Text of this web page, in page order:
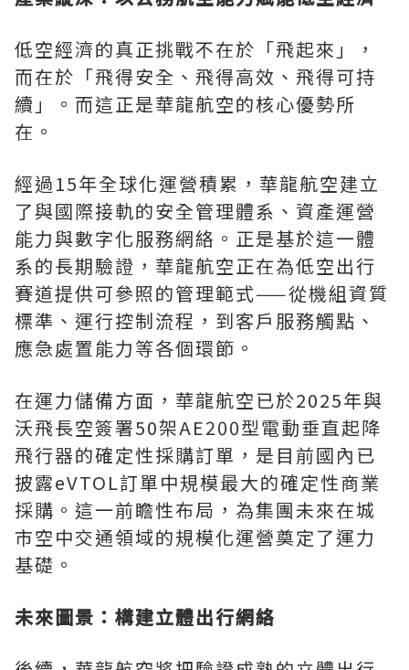
低空經濟的真正挑戰不在於「飛起來」，
而在於「飛得安全、飛得高效、飛得可持
續」。而這正是華龍航空的核心優勢所
在。
經過15年全球化運營積累，華龍航空建立
了與國際接軌的安全管理體系、資產運營
能力與數字化服務網絡。正是基於這一體
系的長期驗證，華龍航空正在為低空出行
賽道提供可參照的管理範式——從機組資質
標準、運行控制流程，到客戶服務觸點、
應急處置能力等各個環節。
在運力儲備方面，華龍航空已於2025年與
沃飛長空簽署50架AE200型電動垂直起降
飛行器的確定性採購訂單，是目前國內已
披露eVTOL訂單中規模最大的確定性商業
採購。這一前瞻性布局，為集團未來在城
市空中交通領域的規模化運營奠定了運力
基礎。
未來圖景：構建立體出行網絡